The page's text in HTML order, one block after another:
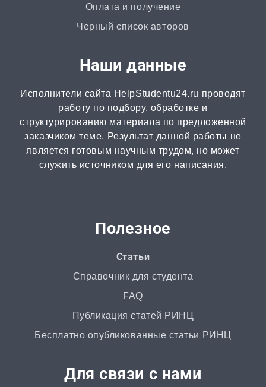
от 3 часов | от 500 ₽
от 2 часов | от 300 ₽
Рецензия
от 2 часов | от 500 ₽
Монография
2 часа | от 1000 ₽
от 3 дней | от 5000 ₽
от 1 дня | от 700 ₽
Маркетинговое исследование
от 4 часов | от 500 ₽
от 2 часов | от 500 ₽
Оплата и получение
Черный список авторов
Наши данные
Исполнители сайта HelpStudentu24.ru проводят
работу по подбору, обработке и
структурированию материала по предложенной
заказчиком теме. Результат данной работы не
является готовым научным трудом, но может
служить источником для его написания.
Полезное
Статьи
Справочник для студента
FAQ
Публикация статей РИНЦ
Бесплатно опубликованные статьи РИНЦ
Для связи с нами